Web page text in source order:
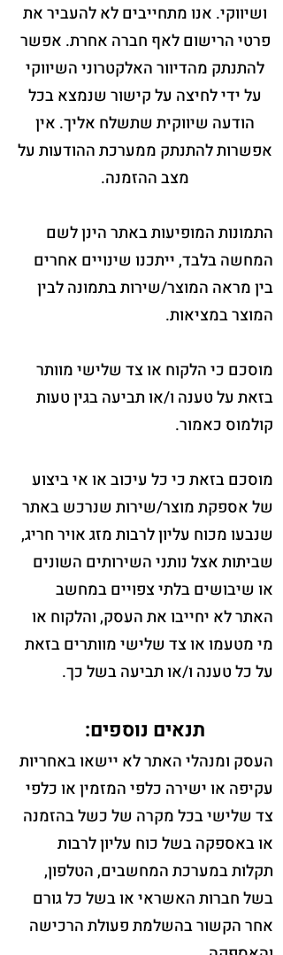
ושיווקי. אנו מתחייבים לא להעביר את
פרטי הרישום לאף חברה אחרת. אפשר
להתנתק מהדיוור האלקטרוני השיווקי
על ידי לחיצה על קישור שנמצא בכל
הודעה שיווקית שתשלח אליך. אין
אפשרות להתנתק ממערכת ההודעות על
מצב ההזמנה.
התמונות המופיעות באתר הינן לשם
המחשה בלבד, ייתכנו שינויים אחרים
בין מראה המוצר/שירות בתמונה לבין
המוצר במציאות.
מוסכם כי הלקוח או צד שלישי מוותר
בזאת על טענה ו/או תביעה בגין טעות
קולמוס כאמור.
מוסכם בזאת כי כל עיכוב או אי ביצוע
של אספקת מוצר/שירות שנרכש באתר
שנבעו מכוח עליון לרבות מזג אויר חריג,
שביתות אצל נותני השירותים השונים
או שיבושים בלתי צפויים במחשב
האתר לא יחייבו את העסק, והלקוח או
מי מטעמו או צד שלישי מוותרים בזאת
על כל טענה ו/או תביעה בשל כך.
תנאים נוספים:
העסק ומנהלי האתר לא יישאו באחריות
עקיפה או ישירה כלפי המזמין או כלפי
צד שלישי בכל מקרה של כשל בהזמנה
או באספקה בשל כוח עליון לרבות
תקלות במערכת המחשבים, הטלפון,
בשל חברות האשראי או בשל כל גורם
אחר הקשור בהשלמת פעולת הרכישה